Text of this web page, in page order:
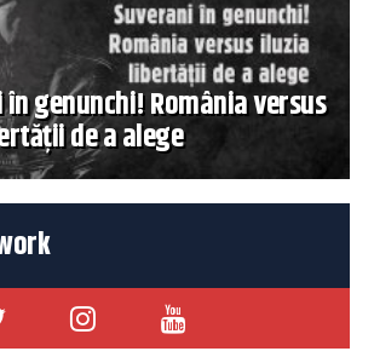
genunchi! România versus
de a alege